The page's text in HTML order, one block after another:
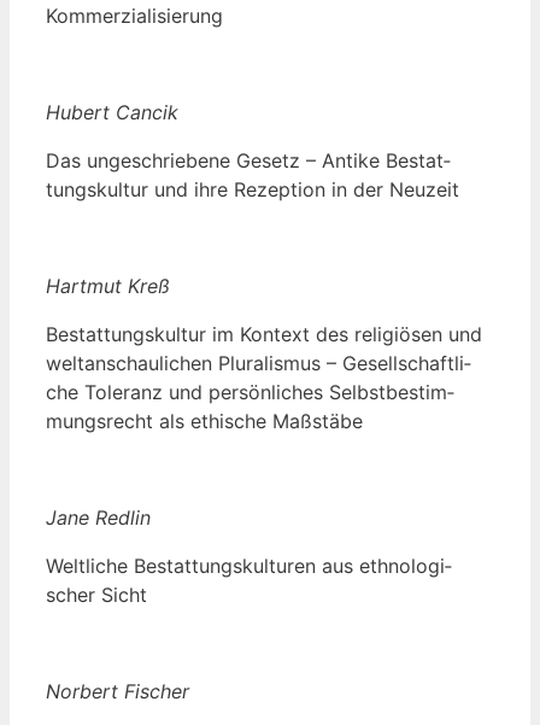
Kommerzialisierung
Hubert Can­cik
Das unge­schrie­be­ne Gesetz – Anti­ke Bestat­
tungs­kul­tur und ihre Rezep­ti­on in der Neuzeit
Hart­mut Kreß
Bestat­tungs­kul­tur im Kon­text des reli­giö­sen und
welt­an­schau­li­chen Plu­ra­lis­mus – Gesell­schaft­li­
che Tole­ranz und per­sön­li­ches Selbst­be­stim­
mungs­recht als ethi­sche Maßstäbe
Jane Red­lin
Welt­li­che Bestat­tungs­kul­tu­ren aus eth­no­lo­gi­
scher Sicht
Nor­bert Fischer